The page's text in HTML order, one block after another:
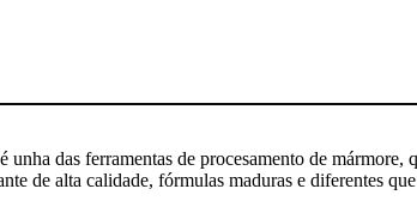
das ferramentas de procesamento de
de alta calidade, fórmulas maduras e diferentes